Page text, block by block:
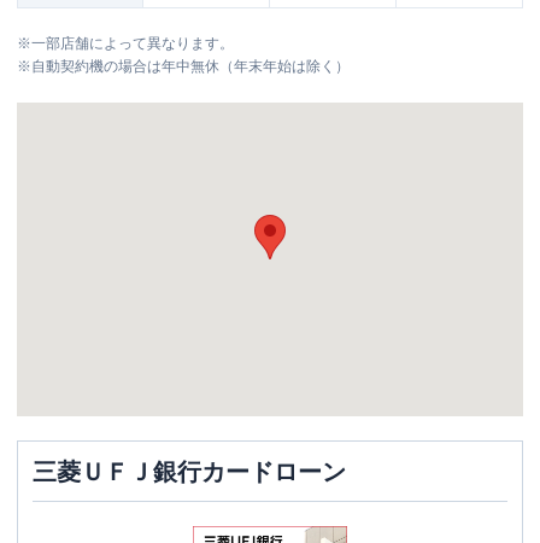
※一部店舗によって異なります。
※自動契約機の場合は年中無休（年末年始は除く）
三菱ＵＦＪ銀行カードローン